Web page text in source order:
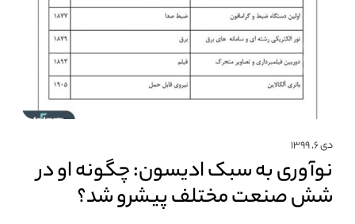
دی ۶, ۱۳۹۹
نوآوری به سبک ادیسون: چگونه او در
شش صنعت مختلف پیشرو شد؟